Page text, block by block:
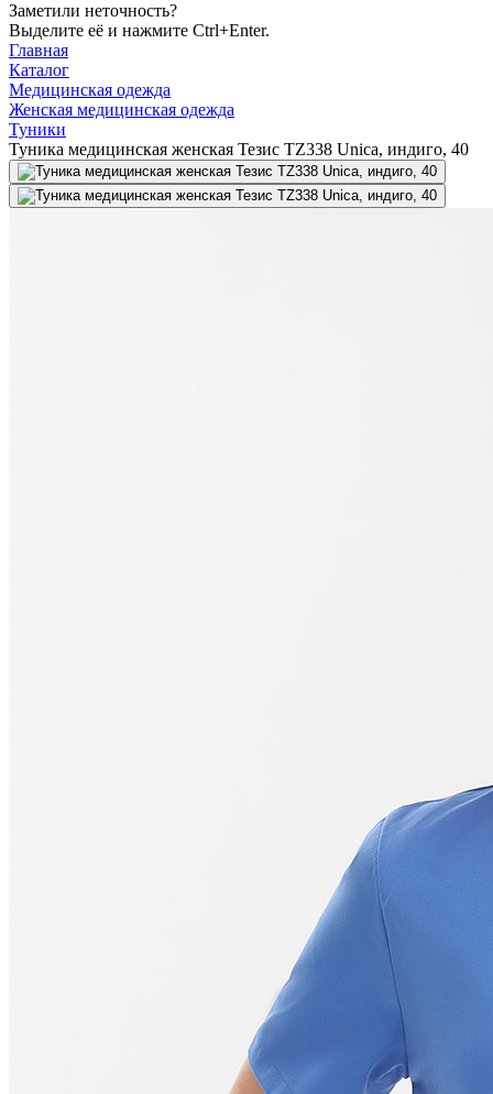
Заметили неточность?
Выделите её и нажмите Ctrl+Enter.
Главная
Каталог
Медицинская одежда
Женская медицинская одежда
Туники
Туника медицинская женская Тезис TZ338 Unica, индиго, 40